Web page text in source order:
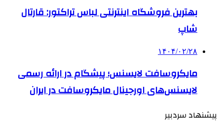
بهترین فروشگاه اینترنتی لباس تراکتور: قارتال
شاپ
۱۴۰۴/۰۲/۲۸
مایکروسافت لایسنس؛ پیشگام در ارائه رسمی
لایسنس‌های اورجینال مایکروسافت در ایران
پیشنهاد سردبیر